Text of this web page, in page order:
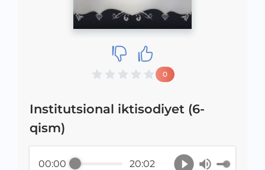
0
Institutsional iktisodiyet (6-
qism)
00:00 20:02